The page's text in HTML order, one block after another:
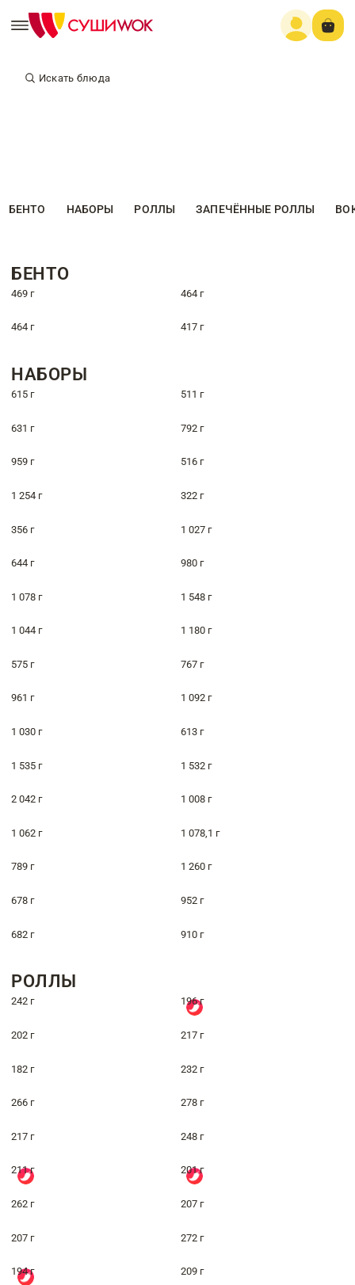
Искать блюда
БЕНТО НАБОРЫ РОЛЛЫ ЗАПЕЧЁННЫЕ РОЛЛЫ
БЕНТО
469 г 464 г
464 г 417 г
НАБОРЫ
615 г 511 г
631 г 792 г
959 г 516 г
1 254 г 322 г
356 г 1 027 г
644 г 980 г
1 078 г 1 548 г
1 044 г 1 180 г
575 г 767 г
961 г 1 092 г
1 030 г 613 г
1 535 г 1 532 г
2 042 г 1 008 г
1 062 г 1 078,1 г
789 г 1 260 г
678 г 952 г
682 г 910 г
РОЛЛЫ
242 г 196 г
202 г 217 г
182 г 232 г
266 г 278 г
217 г 248 г
211 г 201 г
262 г 207 г
207 г 272 г
194 г 209 г